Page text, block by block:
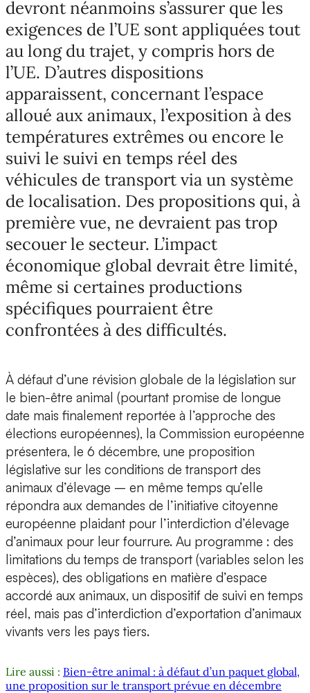
devront néanmoins s’assurer que les
exigences de l’UE sont appliquées tout
au long du trajet, y compris hors de
l’UE. D’autres dispositions
apparaissent, concernant l’espace
alloué aux animaux, l’exposition à des
températures extrêmes ou encore le
suivi le suivi en temps réel des
véhicules de transport via un système
de localisation. Des propositions qui, à
première vue, ne devraient pas trop
secouer le secteur. L’impact
économique global devrait être limité,
même si certaines productions
spécifiques pourraient être
confrontées à des difficultés.
À défaut d’une révision globale de la législation sur
le bien-être animal (pourtant promise de longue
date mais finalement reportée à l’approche des
élections européennes), la Commission européenne
présentera, le 6 décembre, une proposition
législative sur les conditions de transport des
animaux d’élevage – en même temps qu’elle
répondra aux demandes de l’initiative citoyenne
européenne plaidant pour l’interdiction d’élevage
d’animaux pour leur fourrure. Au programme : des
limitations du temps de transport (variables selon les
espèces), des obligations en matière d’espace
accordé aux animaux, un dispositif de suivi en temps
réel, mais pas d’interdiction d’exportation d’animaux
vivants vers les pays tiers.
Lire aussi : Bien-être animal : à défaut d’un paquet global,
une proposition sur le transport prévue en décembre